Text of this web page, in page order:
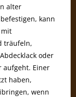
alter
kann
mit
träufeln,
oder
aufgeht. Einer
haben,
wenn